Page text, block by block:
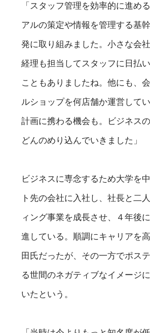
「スタッフ管理を効率的に進め
アルの策定や情報を管理する基
発に取り組みました。小さな会社
経理も担当してスタッフに日払
こともありましたね。他にも、
ルショップを何店舗か運営して
計画に携わる機会も。ビジネス
どんのめり込んでいきました」
ビジネスに専念するため大学を
ト先の会社に入社し、社長と二
ィング事業を成長させ、４年後
進している。順調にキャリアを
田氏だったが、その一方でポス
る世間のネガティブなイメージ
いたという。